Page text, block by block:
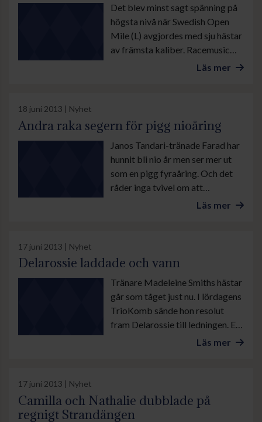
Det blev minst sagt spänning på
högsta nivå när Swedish Open
Mile (L) avgjordes med sju hästar
av främsta kaliber. Racemusic
HB:s Erroll visade åter sin klass
rekordtiden 1.34,8 på den lätta
gräsbanan, med Walzertraum
som raketspurtande tvåa, endast
halvlängden bakom över linjen.
Läs mer
18 juni 2013 | Nyhet
Andra raka segern för pigg nioåring
Janos Tandari-tränade Farad har
hunnit bli nio år men ser mer ut
som en pigg fyraåring. Och det
råder inga tvivel om att
löpgnistan fortfarande är stark. I
var det lärlingen Valmir De
Läs mer
17 juni 2013 | Nyhet
Delarossie laddade och vann
Tränare Madeleine Smiths hästar
går som tåget just nu. I lördagens
TrioKomb sände hon resolut
fram Delarossie till ledningen. En
framgångsrik taktik skulle det
Esa Ekmans första seger som
galopphästägare.
Läs mer
17 juni 2013 | Nyhet
Camilla och Nathalie dubblade på
regnigt Strandängen